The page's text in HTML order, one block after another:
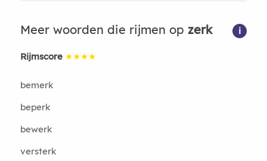
Meer woorden die rijmen op zerk i
Rijmscore ★★★★
bemerk
beperk
bewerk
versterk